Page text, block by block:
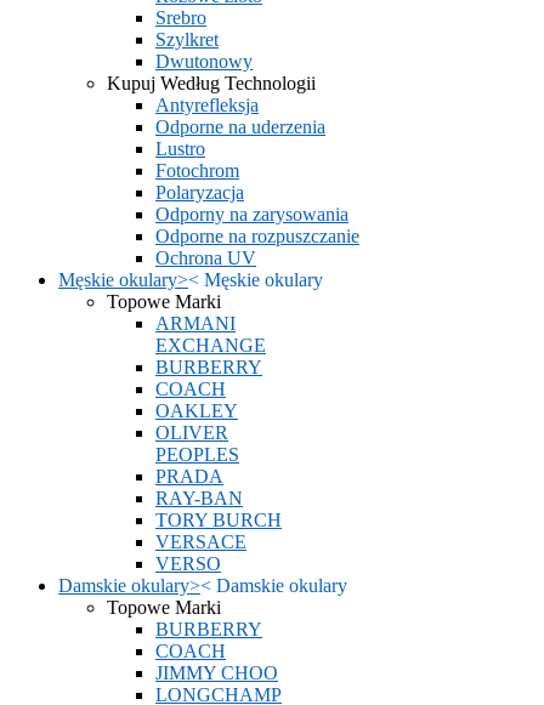
Srebro
Szylkret
Dwutonowy
Kupuj Według Technologii
Antyrefleksja
Odporne na uderzenia
Lustro
Fotochrom
Polaryzacja
Odporny na zarysowania
Odporne na rozpuszczanie
Ochrona UV
Męskie okulary>< Męskie okulary
Topowe Marki
ARMANI
EXCHANGE
BURBERRY
COACH
OAKLEY
OLIVER
PEOPLES
PRADA
RAY-BAN
TORY BURCH
VERSACE
VERSO
Damskie okulary>< Damskie okulary
Topowe Marki
BURBERRY
COACH
JIMMY CHOO
LONGCHAMP